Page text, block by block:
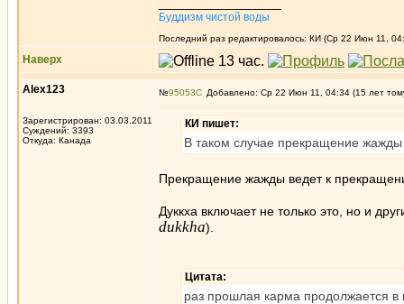
Буддизм чистой воды
Последний раз редактировалось: КИ (Ср 22 Июн 11,
Наверх
Alex123
Зарегистрирован: 03.03.2011
Суждений: 3393
Откуда: Канада
№95053 Добавлено: Ср 22 Июн 11, 04:34 (15 лет
КИ пишет:
В таком случае прекращение
Прекращение жажды ведет к
Дуккха включает не только это, но и
dukkha).
Цитата:
раз прошлая карма продолжается